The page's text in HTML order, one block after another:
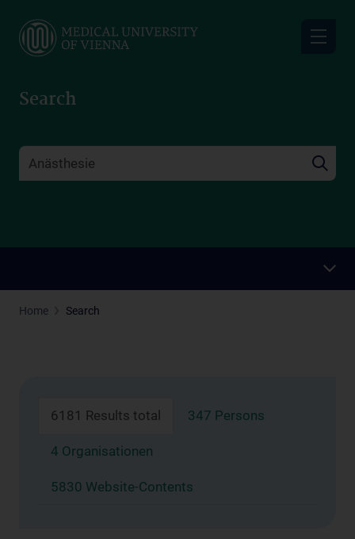
main
Search
Home Search
6181 Results total 347 Persons
4 Organisationen
5830 Website-Contents